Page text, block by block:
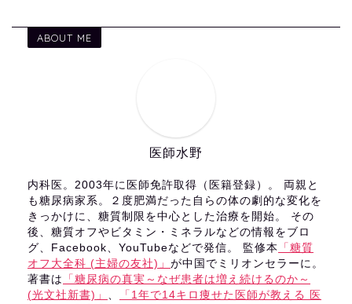
ABOUT ME
医師水野
内科医。2003年に医師免許取得（医籍登録）。 両親と
も糖尿病家系。２度肥満だった自らの体の劇的な変化を
きっかけに、糖質制限を中心とした治療を開始。 その
後、糖質オフやビタミン・ミネラルなどの情報をブロ
グ、Facebook、YouTubeなどで発信。 監修本
「糖質
オフ大全科 (主婦の友社)」 が中国でミリオンセラーに。
著書は
「糖尿病の真実～なぜ患者は増え続けるのか～
(光文社新書)」 、
「1年で14キロ痩せた医師が教える 医